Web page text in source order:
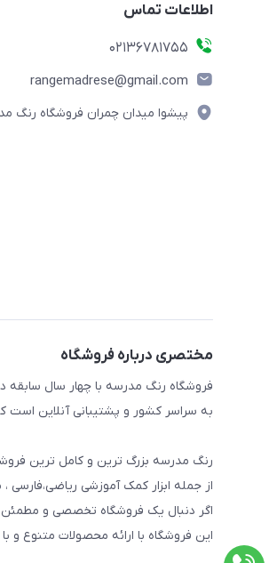
اطلاعات تماس
02136781755
rangemadrese@gmail.com
پیشوا میدان چمران فروشگاه رنگ
مختصری درباره فروشگاه
فروشگاه رنگ مدرسه با چهار سال سابقه
به سراسر کشور و پشتیبانی آنلاین است
رنگ مدرسه بزرگ ترین و کامل ترین
از جمله ابزار کمک آموزشی
اگر دنبال یک فروشگاه تخصصی و مطمئن
این فروشگاه با ارائه محصولات متنوع